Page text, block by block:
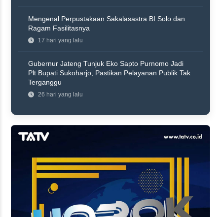
Mengenal Perpustakaan Sakalasastra BI Solo dan
Ragam Fasilitasnya
17 hari yang lalu
Gubernur Jateng Tunjuk Eko Sapto Purnomo Jadi
Plt Bupati Sukoharjo, Pastikan Pelayanan Publik Tak
Terganggu
26 hari yang lalu